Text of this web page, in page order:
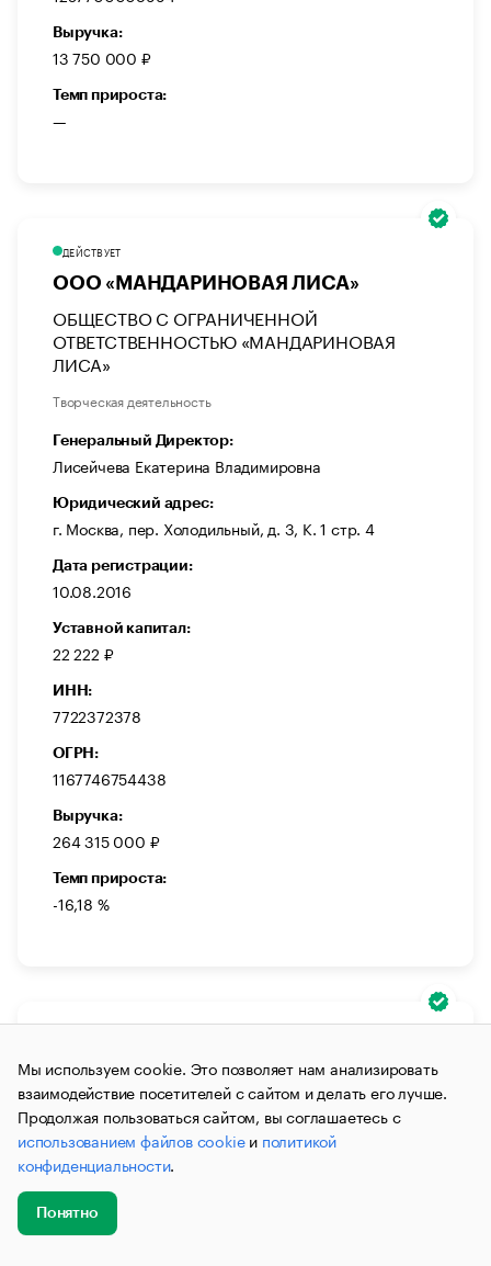
Выручка:
13 750 000 ₽
Темп прироста:
—
ДЕЙСТВУЕТ
ООО «МАНДАРИНОВАЯ ЛИСА»
ОБЩЕСТВО С ОГРАНИЧЕННОЙ
ОТВЕТСТВЕННОСТЬЮ «МАНДАРИНОВАЯ
ЛИСА»
Творческая деятельность
Генеральный Директор:
Лисейчева Екатерина Владимировна
Юридический адрес:
г. Москва, пер. Холодильный, д. 3, К. 1 стр. 4
Дата регистрации:
10.08.2016
Уставной капитал:
22 222 ₽
ИНН:
7722372378
ОГРН:
1167746754438
Выручка:
264 315 000 ₽
Темп прироста:
-16,18 %
ООО «МАНСОРС»
ОБЩЕСТВО С ОГРАНИЧЕННОЙ
ОТВЕТСТВЕННОСТЬЮ «МАНСОРС»
Юридические и бухгалтерские услуги
юриспруденция
Генеральный Директор:
Зыков Роман Олегович
Мы используем cookie. Это позволяет нам анализировать
взаимодействие посетителей с сайтом и делать его лучше.
Продолжая пользоваться сайтом, вы соглашаетесь с
использованием файлов cookieи политикой
конфиденциальности.
Понятно